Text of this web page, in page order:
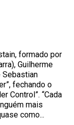
formado por
Guilherme
Sebastian
fechando o
Control”. “Cada
mais
como...